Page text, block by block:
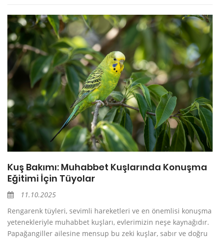
Kuş Bakımı: Muhabbet Kuşlarında Konuşma
Eğitimi İçin Tüyolar
11.10.2025
Rengarenk tüyleri, sevimli hareketleri ve en önemlisi konuşma
yetenekleriyle muhabbet kuşları, evlerimizin neşe kaynağıdır.
Papağangiller ailesine mensup bu zeki kuşlar, sabır ve doğru